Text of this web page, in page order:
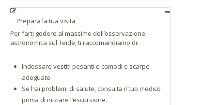
Prepara la tua visita
Per farti godere al massimo dell’osservazione
astronomica sul Teide, ti raccomandiamo di:
Indossare vestiti pesanti e comodi e scarpe
adeguate.
Se hai problemi di salute, consulta il tuo medico
prima di iniziare l’escursione.